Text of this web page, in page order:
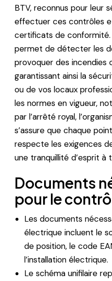
BTV, reconnus pour leur
effectuer ces contrôles
certificats de
permet de détecter les
provoquer des incendies
garantissant ainsi la
ou de vos locaux
les normes en vigueur,
par l’arrêté royal,
s’assure que chaque
respecte les exigences
une tranquillité d’esprit à
Documents
pour le
Les documents
électrique incluent le
de position, le code
l’installation électrique.
Le schéma unifilaire